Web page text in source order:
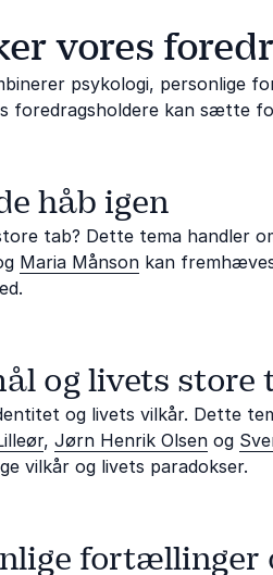
vores
psykologi, personlige
foredragsholdere kan sætte
håb igen
tab? Dette tema handler
Maria Månson kan
og livets store
og livets vilkår. Dette
, Jørn Henrik Olsen og
vilkår og livets paradokser.
fortællinger